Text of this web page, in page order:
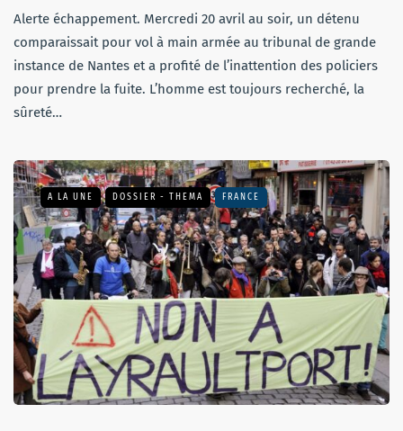
Alerte échappement. Mercredi 20 avril au soir, un détenu
comparaissait pour vol à main armée au tribunal de grande
instance de Nantes et a profité de l’inattention des policiers
pour prendre la fuite. L’homme est toujours recherché, la
sûreté…
A LA UNE DOSSIER - THEMA FRANCE